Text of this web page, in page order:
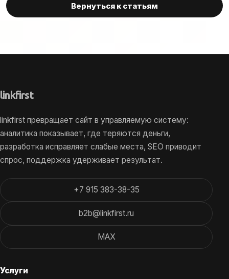
Вернуться к статьям
linkfirst
linkfirst превращает сайт в управляемую систему:
аналитика показывает, где теряются деньги,
разработка исправляет слабые места, SEO приводит
спрос, поддержка удерживает результат.
+7 915 383-38-35
b2b@linkfirst.ru
MAX
Услуги